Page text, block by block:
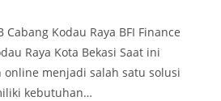
Cabang Kodau Raya BFI Finance
Raya Kota Bekasi Saat ini
menjadi salah satu solusi
kebutuhan…